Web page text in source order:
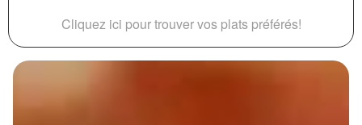
Cliquez ici pour trouver vos plats préférés!